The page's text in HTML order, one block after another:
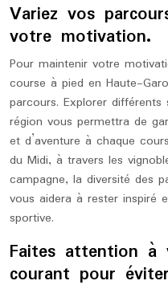
Variez vos
votre motivation.
Pour maintenir votre
course à pied en Haute-
parcours. Explorer
région vous permettra de
et d’aventure à chaque
du Midi, à travers les
campagne, la diversité des
vous aidera à rester inspiré
sportive.
Faites attention à
courant pour